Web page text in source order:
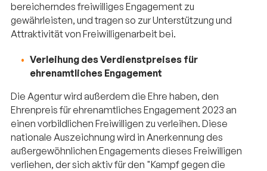
bereicherndes freiwilliges Engagement zu
gewährleisten, und tragen so zur Unterstützung und
Attraktivität von Freiwilligenarbeit bei.
Verleihung des Verdienstpreises für
ehrenamtliches Engagement
Die Agentur wird außerdem die Ehre haben, den
Ehrenpreis für ehrenamtliches Engagement 2023 an
einen vorbildlichen Freiwilligen zu verleihen. Diese
nationale Auszeichnung wird in Anerkennung des
außergewöhnlichen Engagements dieses Freiwilligen
verliehen, der sich aktiv für den "Kampf gegen die